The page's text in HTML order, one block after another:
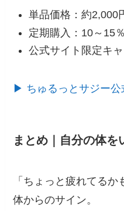
単品価格：約2,000
定期購入：10～15
公式サイト限定キ
▶ ちゅるっとサジー公
まとめ｜自分の体を
「ちょっと疲れてる
体からのサイン。